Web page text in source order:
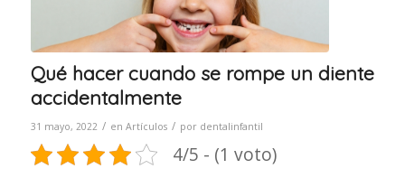
Qué hacer cuando se rompe un diente
accidentalmente
31 mayo, 2022 / en Artículos / por dentalinfantil
4/5 - (1 voto)